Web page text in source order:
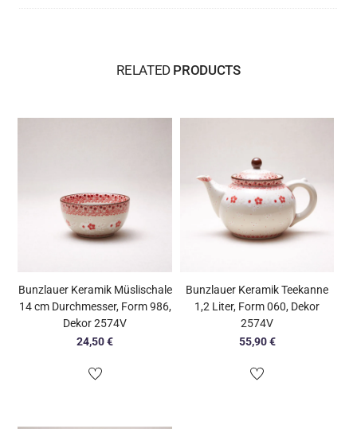
RELATEDPRODUCTS
Bunzlauer Keramik Müslischale
14 cm Durchmesser, Form 986,
Dekor 2574V
24,50€
Bunzlauer Keramik Teekanne
1,2 Liter, Form 060, Dekor
2574V
55,90€